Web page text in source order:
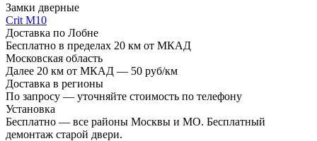
Замки дверные
Crit М10
Доставка по Лобне
Бесплатно в пределах 20 км от МКАД
Московская область
Далее 20 км от МКАД — 50 руб/км
Доставка в регионы
По запросу — уточняйте стоимость по телефону
Установка
Бесплатно — все районы Москвы и МО. Бесплатный
демонтаж старой двери.